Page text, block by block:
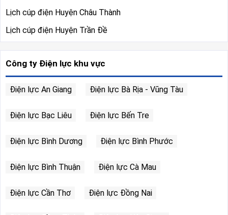
Lịch cúp điện Huyện Châu Thành
Lịch cúp điện Huyện Trần Đề
Công ty Điện lực khu vực
Điện lực An Giang Điện lực Bà Rịa - Vũng Tàu
Điện lực Bạc Liêu Điện lực Bến Tre
Điện lực Bình Dương Điện lực Bình Phước
Điện lực Bình Thuận Điện lực Cà Mau
Điện lực Cần Thơ Điện lực Đồng Nai